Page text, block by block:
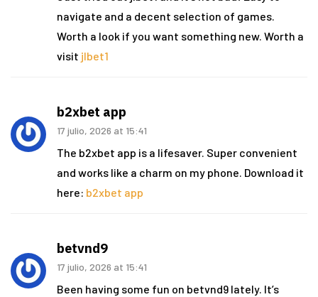
navigate and a decent selection of games.
Worth a look if you want something new. Worth a
visit jlbet1
b2xbet app
17 julio, 2026 at 15:41
The b2xbet app is a lifesaver. Super convenient
and works like a charm on my phone. Download it
here: b2xbet app
betvnd9
17 julio, 2026 at 15:41
Been having some fun on betvnd9 lately. It’s